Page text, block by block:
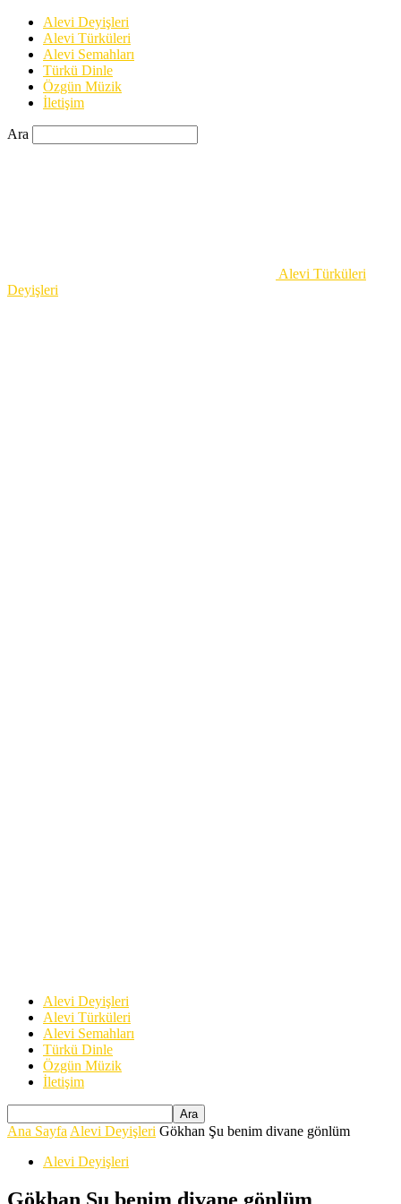
Alevi Deyişleri
Alevi Türküleri
Alevi Semahları
Türkü Dinle
Özgün Müzik
İletişim
Ara
Alevi Türküleri
Deyişleri
Alevi Deyişleri
Alevi Türküleri
Alevi Semahları
Türkü Dinle
Özgün Müzik
İletişim
Ana Sayfa Alevi Deyişleri Gökhan Şu benim divane gönlüm
Alevi Deyişleri